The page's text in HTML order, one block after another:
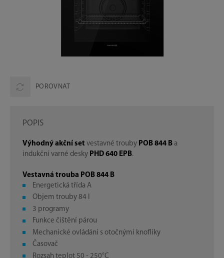
POROVNAT
POPIS
Výhodný akční set vestavné trouby POB 844 B a
indukční varné desky PHD 640 EPB.
Vestavná trouba POB 844 B
Energetická třída A
Objem trouby 84 l
3 programy
Funkce čištění párou
Mechanické ovládání s otočnými knoflíky
Časovač
Rozsah teplot 50 - 250°C